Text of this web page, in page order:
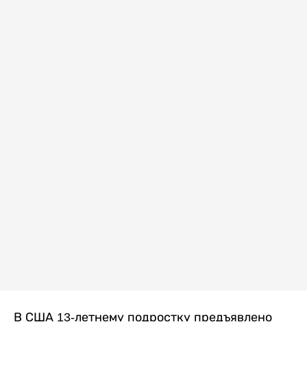
В США 13-летнему подростку предъявлено